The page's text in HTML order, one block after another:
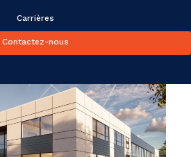
Carrières
Contactez-nous